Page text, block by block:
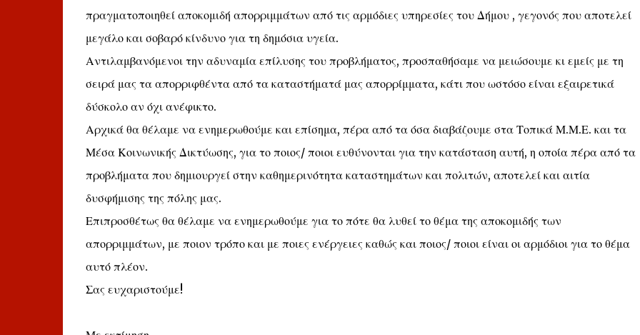
πραγματοποιηθεί αποκομιδή απορριμμάτων από τις αρμόδιες υπηρεσίες του Δήμου , γεγονός που αποτελεί
μεγάλο και σοβαρό κίνδυνο για τη δημόσια υγεία.
Αντιλαμβανόμενοι την αδυναμία επίλυσης του προβλήματος, προσπαθήσαμε να μειώσουμε κι εμείς με τη
σειρά μας τα απορριφθέντα από τα καταστήματά μας απορρίμματα, κάτι που ωστόσο είναι εξαιρετικά
δύσκολο αν όχι ανέφικτο.
Αρχικά θα θέλαμε να ενημερωθούμε και επίσημα, πέρα από τα όσα διαβάζουμε στα Τοπικά Μ.Μ.Ε. και τα
Μέσα Κοινωνικής Δικτύωσης, για το ποιος/ ποιοι ευθύνονται για την κατάσταση αυτή, η οποία πέρα από τα
προβλήματα που δημιουργεί στην καθημερινότητα καταστημάτων και πολιτών, αποτελεί και αιτία
δυσφήμισης της πόλης μας.
Επιπροσθέτως θα θέλαμε να ενημερωθούμε για το πότε θα λυθεί το θέμα της αποκομιδής των
απορριμμάτων, με ποιον τρόπο και με ποιες ενέργειες καθώς και ποιος/ ποιοι είναι οι αρμόδιοι για το θέμα
αυτό πλέον.
Σας ευχαριστούμε!